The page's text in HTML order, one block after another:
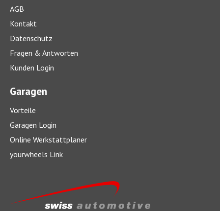
AGB
Kontakt
Datenschutz
Fragen & Antworten
Kunden Login
Garagen
Vorteile
Garagen Login
Online Werkstattplaner
yourwheels Link